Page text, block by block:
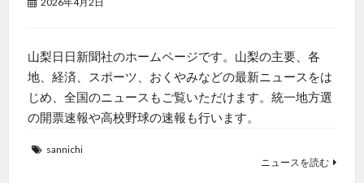
山梨日日新聞社のホームページです。山梨の主要、各
地、経済、スポーツ、おくやみなどの最新ニュースをは
じめ、全国のニュースもご覧いただけます。統一地方選
の開票速報や高校野球の速報も行います。
sannichi
ニュースを読む